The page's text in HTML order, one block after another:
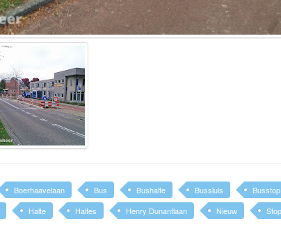
Boerhaavelaan Bus Bushalte Bussluis
Busstop
Halte Haltes Henry Dunantlaan Nieuw
Stop